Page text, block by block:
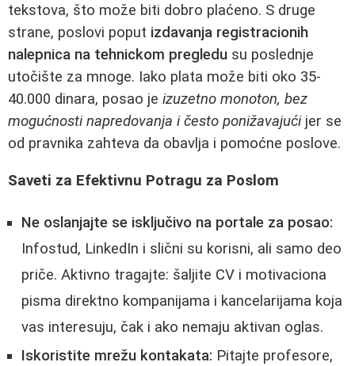
tekstova, što može biti dobro plaćeno. S druge
strane, poslovi poput izdavanja registracionih
nalepnica na tehnickom pregledu su poslednje
utočište za mnoge. Iako plata može biti oko 35-
40.000 dinara, posao je izuzetno monoton, bez
mogućnosti napredovanja i često ponižavajućijer se
od pravnika zahteva da obavlja i pomoćne poslove.
Saveti za Efektivnu Potragu za Poslom
Ne oslanjajte se isključivo na portale za posao:
Infostud, LinkedIn i slični su korisni, ali samo deo
priče. Aktivno tragajte: šaljite CV i motivaciona
pisma direktno kompanijama i kancelarijama koja
vas interesuju, čak i ako nemaju aktivan oglas.
Iskoristite mrežu kontakata: Pitajte profesore,